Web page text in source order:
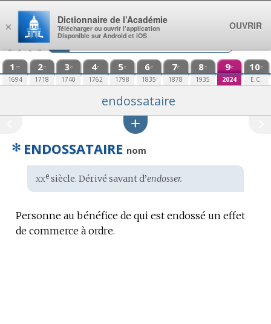
Aller au contenu
1 re
1694
2e
1718
3e
1740
4e
1762
5e
1798
6e
1835
7e
1878
8e
1935
9e
2024
10e
E.C.
endossataire
✻ ENDOSSATAIRE nom
Étymologie
:
xxesiècle. Dérivé savant d’endosser.
Personne au bénéfice de qui est endossé un effet
de commerce à ordre.
×
Dictionnaire de l’Académie
Télécharger ou ouvrir l’application
Disponible sur Android et iOS
OUVRIR